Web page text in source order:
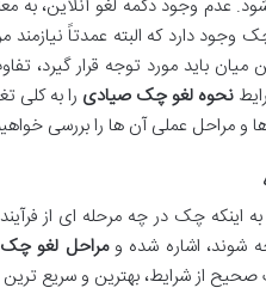
عدم وجود دکمه لغو آنلاین، به
وجود دارد که البته عمدتاً
باید مورد توجه قرار گیرد،
نحوه لغو چک صیادی را به کلی
مراحل عملی آن ها را بررسی
اینکه چک در چه مرحله ای از
شوند، اشاره شده ومراحل لغو
از شرایط، بهترین و سریع ترین